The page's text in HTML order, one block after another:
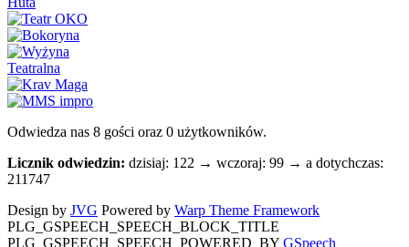
Odwiedza nas 8 gości oraz 0 użytkowników.
Licznik odwiedzin: dzisiaj: 122 → wczoraj: 99 → a dotychczas:
211747
Design by JVG Powered by Warp Theme Framework
PLG_GSPEECH_SPEECH_BLOCK_TITLE
PLG_GSPEECH_SPEECH_POWERED_BY GSpeech